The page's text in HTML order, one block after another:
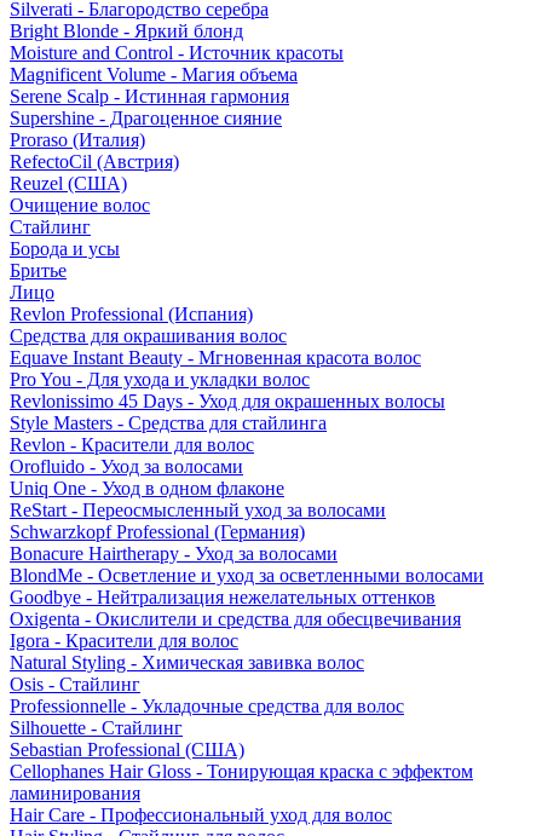
Silverati - Благородство серебра
Bright Blonde - Яркий блонд
Moisture and Control - Источник красоты
Magnificent Volume - Магия объема
Serene Scalp - Истинная гармония
Supershine - Драгоценное сияние
Proraso (Италия)
RefectoCil (Австрия)
Reuzel (США)
Очищение волос
Стайлинг
Борода и усы
Бритье
Лицо
Revlon Professional (Испания)
Средства для окрашивания волос
Equave Instant Beauty - Мгновенная красота волос
Pro You - Для ухода и укладки волос
Revlonissimo 45 Days - Уход для окрашенных волосы
Style Masters - Средства для стайлинга
Revlon - Красители для волос
Orofluido - Уход за волосами
Uniq One - Уход в одном флаконе
ReStart - Переосмысленный уход за волосами
Schwarzkopf Professional (Германия)
Bonacure Hairtherapy - Уход за волосами
BlondMe - Осветление и уход за осветленными волосами
Goodbye - Нейтрализация нежелательных оттенков
Oxigenta - Окислители и средства для обесцвечивания
Igora - Красители для волос
Natural Styling - Химическая завивка волос
Osis - Стайлинг
Professionnelle - Укладочные средства для волос
Silhouette - Стайлинг
Sebastian Professional (США)
Cellophanes Hair Gloss - Тонирующая краска с эффектом
ламинирования
Hair Care - Профессиональный уход для волос